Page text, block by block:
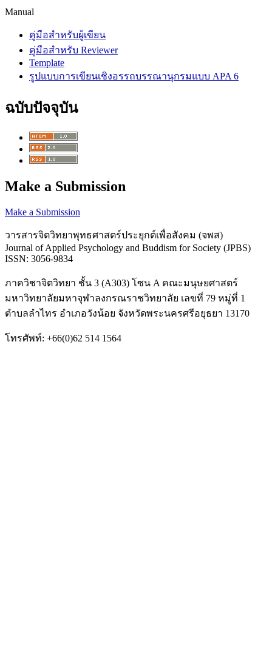
Manual
คู่มือสำหรับผู้เขียน
คู่มือสำหรับ Reviewer
Template
รูปแบบการเขียนเชิงอรรถบรรณานุกรมแบบ APA 6
ฉบับปัจจุบัน
Make a Submission
Make a Submission
วารสารจิตวิทยาพุทธศาสตร์ประยุกต์เพื่อสังคม (จพส)
Journal of Applied Psychology and Buddism for Society (JPBS)
ISSN: 3056-9834
ภาควิชาจิตวิทยา ชั้น 3 (A303) โซน A คณะมนุษยศาสตร์
มหาวิทยาลัยมหาจุฬาลงกรณราชวิทยาลัย เลขที่ 79 หมู่ที่ 1
ตำบลลำไทร อำเภอวังน้อย จังหวัดพระนครศรีอยุธยา 13170
โทรศัพท์: +66(0)62 514 1564